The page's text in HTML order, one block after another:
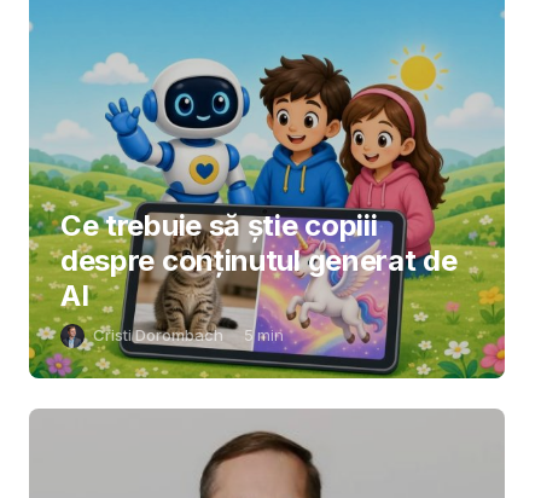
Ce trebuie să știe copiii
despre conținutul generat de
AI
Cristi Dorombach 5 min